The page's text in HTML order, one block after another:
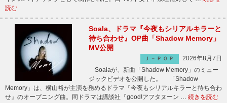
読む
Soala、ドラマ『今夜もシリアルキラーと
待ち合わせ』OP曲「Shadow Memory」
MV公開
Ｊ－ＰＯＰ
2026年8月7日
Soalaが、新曲「Shadow Memory」のミュー
ジックビデオを公開した。 「Shadow
Memory」は、横山裕が主演を務めるドラマ『今夜もシリアルキラーと待ち合わ
せ』のオープニング曲。同ドラマは講談社『good!アフタヌーン … 続きを読む